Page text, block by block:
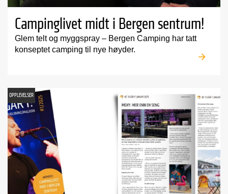
Campinglivet midt i Bergen sentrum!
Glem telt og myggspray – Bergen Camping har tatt
konseptet camping til nye høyder.
OPPLEVELSER